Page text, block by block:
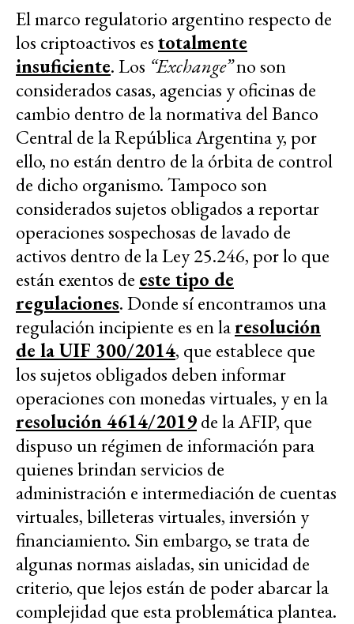
El marco regulatorio argentino respecto de
los criptoactivos estotalmente
insuficiente. Los “Exchange”no son
considerados casas, agencias y oficinas de
cambio dentro de la normativa del Banco
Central de la República Argentina y, por
ello, no están dentro de la órbita de control
de dicho organismo. Tampoco son
considerados sujetos obligados a reportar
operaciones sospechosas de lavado de
activos dentro de la Ley 25.246, por lo que
están exentos de este tipo de
regulaciones. Donde sí encontramos una
regulación incipiente es en laresolución
de la UIF 300/2014, que establece que
los sujetos obligados deben informar
operaciones con monedas virtuales, y en la
resolución 4614/2019de la AFIP, que
dispuso un régimen de información para
quienes brindan servicios de
administración e intermediación de cuentas
virtuales, billeteras virtuales, inversión y
financiamiento. Sin embargo, se trata de
algunas normas aisladas, sin unicidad de
criterio, que lejos están de poder abarcar la
complejidad que esta problemática plantea.